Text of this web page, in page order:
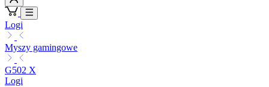
Logi
Myszy gamingowe
G502 X
Logi